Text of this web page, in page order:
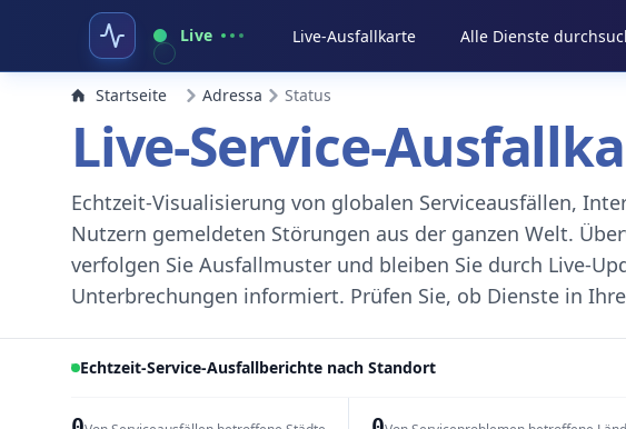
Live Live-Ausfallkarte Alle Dienste
Startseite Adressa Status
Live-Service-
Echtzeit-Visualisierung von globalen Serviceausfällen,
Nutzern gemeldeten Störungen aus der ganzen Welt.
verfolgen Sie Ausfallmuster und bleiben Sie durch Live-
Unterbrechungen informiert. Prüfen Sie, ob Dienste in
Echtzeit-Service-Ausfallberichte nach Standort